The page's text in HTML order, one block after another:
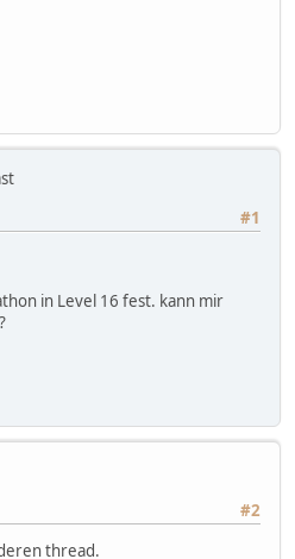
#1
in Level 16 fest. kann mir
#2
thread.